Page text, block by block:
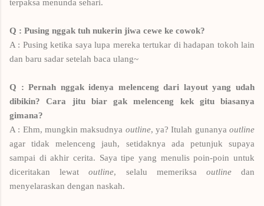
terpaksa menunda sehari.
Q : Pusing nggak tuh nukerin jiwa cewe ke cowok?
A : Pusing ketika saya lupa mereka tertukar di hadapan tokoh lain
dan baru sadar setelah baca ulang~
Q : Pernah nggak idenya melenceng dari layout yang udah
dibikin? Cara jitu biar gak melenceng kek gitu biasanya
gimana?
A : Ehm, mungkin maksudnya outline, ya? Itulah gunanyaoutline
agar tidak melenceng jauh, setidaknya ada petunjuk supaya
sampai di akhir cerita. Saya tipe yang menulis poin-poin untuk
diceritakan lewatoutline, selalu memeriksa outlinedan
menyelaraskan dengan naskah.